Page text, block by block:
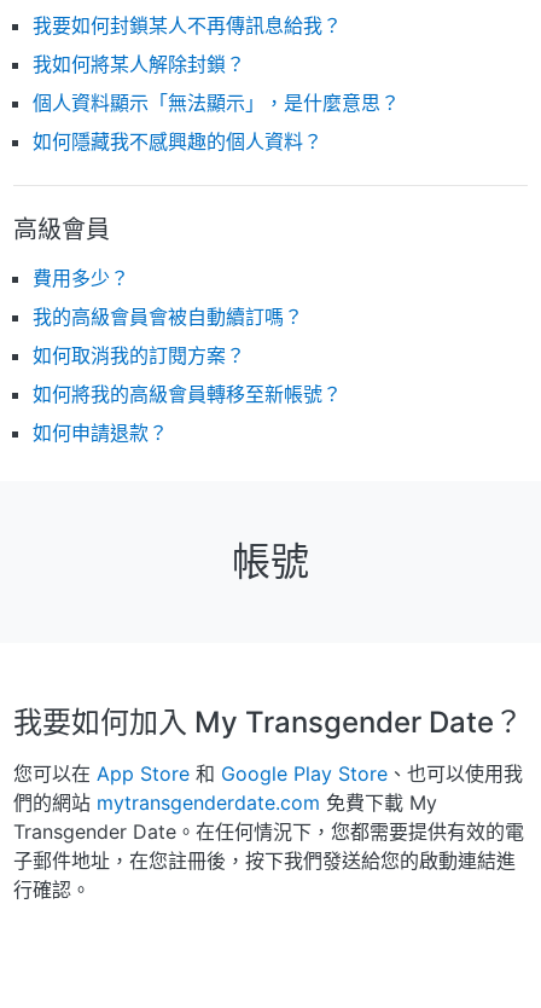
我要如何封鎖某人不再傳訊息給我？
我如何將某人解除封鎖？
個人資料顯示「無法顯示」，是什麼意思？
如何隱藏我不感興趣的個人資料？
高級會員
費用多少？
我的高級會員會被自動續訂嗎？
如何取消我的訂閱方案？
如何將我的高級會員轉移至新帳號？
如何申請退款？
帳號
我要如何加入 My Transgender Date？
您可以在 App Store 和 Google Play Store 、也可以使用我
們的網站 mytransgenderdate.com 免費下載 My
Transgender Date。在任何情況下，您都需要提供有效的電
子郵件地址，在您註冊後，按下我們發送給您的啟動連結進
行確認。